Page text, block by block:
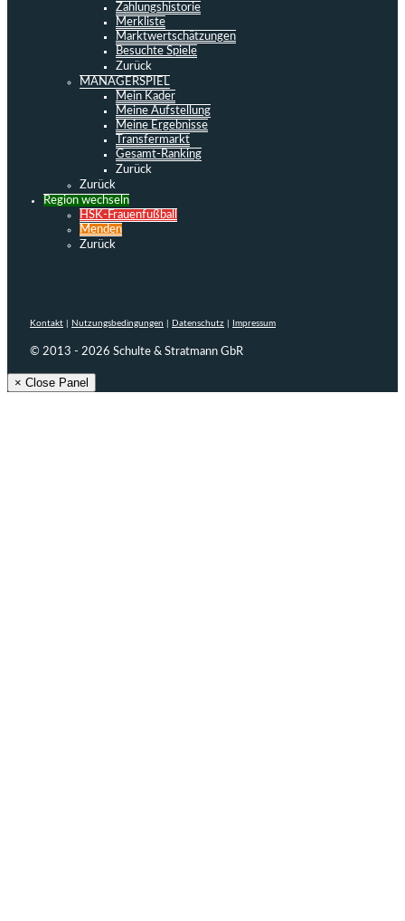
Zahlungshistorie
Merkliste
Marktwertschätzungen
Besuchte Spiele
Zurück
MANAGERSPIEL
Mein Kader
Meine Aufstellung
Meine Ergebnisse
Transfermarkt
Gesamt-Ranking
Zurück
Zurück
Region wechseln
HSK-Frauenfußball
Menden
Zurück
Kontakt Nutzungsbedingungen Datenschutz Impressum
© 2013 - 2026 Schulte & Stratmann GbR
× Close Panel